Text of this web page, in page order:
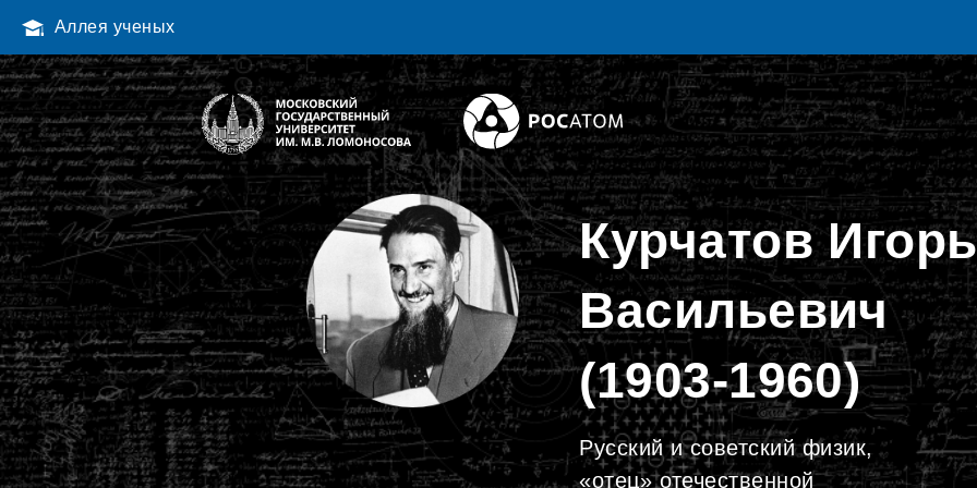
Аллея ученых
Курчатов Игорь
Васильевич
(1903-1960)
Русский и советский физик,
«отец» отечественной